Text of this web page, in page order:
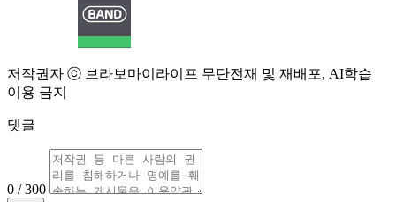
저작권자 ⓒ 브라보마이라이프 무단전재 및 재배포, AI학습
이용 금지
댓글
0 / 300